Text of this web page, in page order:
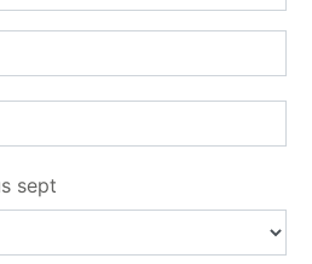
sept